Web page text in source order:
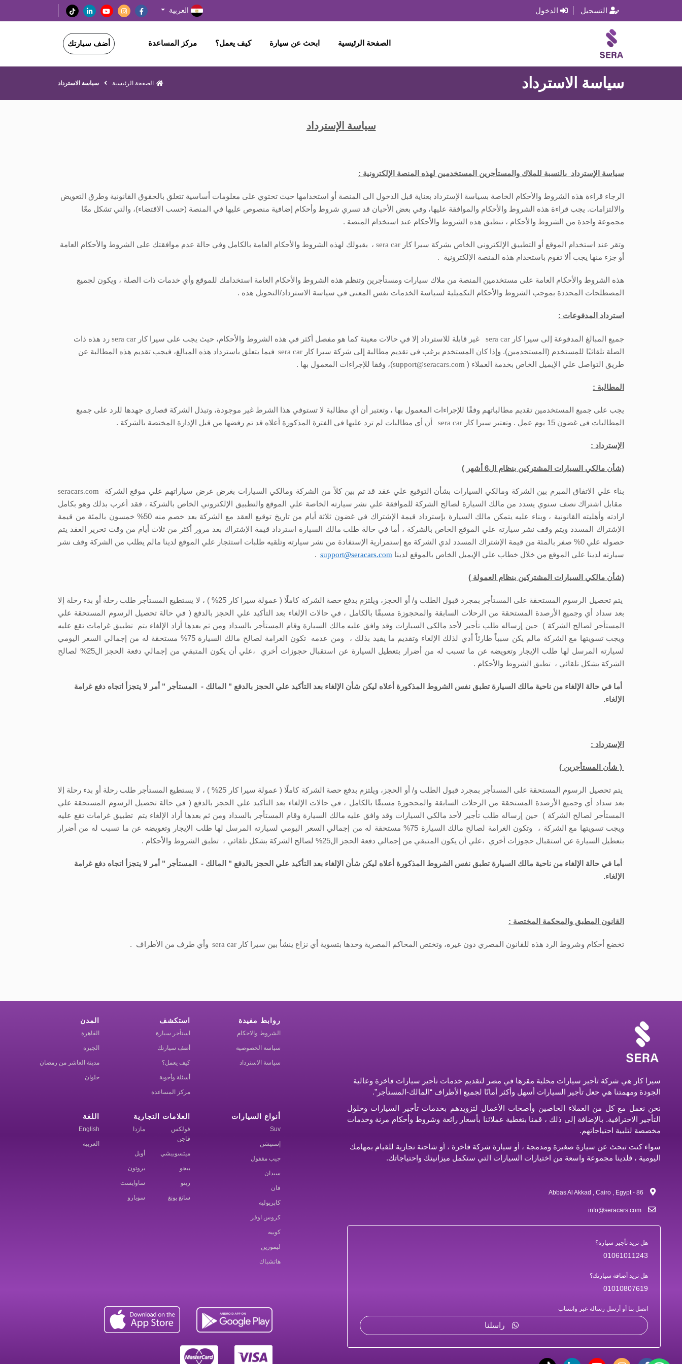
التسجيل الدخول العربية
الصفحة الرئيسية ابحث عن سيارة كيف يعمل؟ مركز المساعدة أضف سيارتك
سياسة الاسترداد الصفحة الرئيسية سياسة الاسترداد
سياسة الإسترداد
سياسة الإسترداد بالنسبة للملاك والمستأجرين المستخدمين لهذه المنصة الإلكترونية :
الرجاء قراءة هذه الشروط والأحكام الخاصة بسياسة الإسترداد بعناية قبل الدخول الى المنصة أو استخدامها حيث تحتوي على معلومات أساسية تتعلق بالحقوق القانونية وطرق التعويض
والالتزامات. يجب قراءة هذه الشروط والأحكام والموافقة عليها، وفي بعض الأحيان قد تسري شروط وأحكام إضافية منصوص عليها في المنصة (حسب الاقتضاء)، والتي تشكل معًا
مجموعة واحدة من الشروط والأحكام ، تنطبق هذه الشروط والأحكام عند استخدام المنصة .
وتقر عند استخدام الموقع أو التطبيق الإلكتروني الخاص بشركة سيرا كار sera car ، بقبولك لهذه الشروط والأحكام العامة بالكامل وفي حالة عدم موافقتك على الشروط والأحكام العامة
أو جزء منها يجب ألا تقوم باستخدام هذه المنصة الإلكترونية .
هذه الشروط والأحكام العامة على مستخدمين المنصة من ملاك سيارات ومستأجرين وتنظم هذه الشروط والأحكام العامة استخدامك للموقع وأي خدمات ذات الصلة ، ويكون لجميع
المصطلحات المحددة بموجب الشروط والأحكام التكميلية لسياسة الخدمات نفس المعنى في سياسة الاسترداد/التحويل هذه .
استرداد المدفوعات :
جميع المبالغ المدفوعة إلى سيرا كار sera car غير قابلة للاسترداد إلا في حالات معينة كما هو مفصل أكثر في هذه الشروط والأحكام، حيث يجب على سيرا كار sera car رد هذه ذات
الصلة تلقائيًا للمستخدم (المستخدمين). وإذا كان المستخدم يرغب في تقديم مطالبة إلى شركة سيرا كار sera car فيما يتعلق باسترداد هذه المبالغ، فيجب تقديم هذه المطالبة عن
طريق التواصل علي الإيميل الخاص بخدمة العملاء ( support@seracars.com)، وفقا للإجراءات المعمول بها .
المطالبة :
يجب على جميع المستخدمين تقديم مطالباتهم وفقًا للإجراءات المعمول بها ، وتعتبر أن أي مطالبة لا تستوفي هذا الشرط غير موجودة، وتبذل الشركة قصارى جهدها للرد على جميع
المطالبات في غضون 15 يوم عمل . وتعتبر سيرا كار
sera car أن أي مطالبات لم ترد عليها في الفترة المذكورة أعلاه قد تم رفضها من قبل الإدارة المختصة بالشركة .
الإسترداد :
(شأن مالكي السيارات المشتركين بنظام ال6 أشهر )
بناء علي الاتفاق المبرم بين الشركة ومالكي السيارات بشأن التوقيع علي عقد قد تم بين كلاً من الشركة ومالكي السيارات بغرض عرض سياراتهم علي موقع الشركة
مقابل اشتراك نصف سنوي يسدد من مالك السيارة لصالح الشركة للموافقة علي نشر سيارته الخاصة علي الموقع والتطبيق الإلكتروني الخاص بالشركة ، فقد أعرب بذلك وهو بكامل
ارادته وأهليته القانونية ، وبناء عليه يتمكن مالك السيارة بإسترداد قيمة الإشتراك في غضون ثلاثة أيام من تاريخ توقيع العقد مع الشركة بعد خصم منه 50% خمسون بالمئة من قيمة
الإشتراك المسدد ويتم وقف نشر سيارته علي الموقع الخاص بالشركة ، أما في حالة طلب مالك السيارة استرداد قيمة الإشتراك بعد مرور أكثر من ثلاث أيام من وقت تحرير العقد يتم
حصوله علي 0% صفر بالمئة من قيمة الإشتراك المسدد لدي الشركة مع إستمرارية الإستفادة من نشر سيارته وتلقيه طلبات استئجار علي الموقع لدينا مالم يطلب من الشركة وقف نشر
سيارته لدينا علي الموقع من خلال خطاب علي الإيميل الخاص بالموقع لدينا support@seracars.com
.
(شأن مالكي السيارات المشتركين بنظام العمولة )
يتم تحصيل الرسوم المستحقة على المستأجر بمجرد قبول الطلب و/ أو الحجز، ويلتزم بدفع حصة الشركة كاملًا ( عمولة سيرا كار 25% ) ، لا يستطيع المستأجر طلب رحلة أو بدء رحلة إلا
بعد سداد أي وجميع الأرصدة المستحقة من الرحلات السابقة والمحجوزة مسبقًا بالكامل ، في حالات الإلغاء بعد التأكيد علي الحجز بالدفع ( في حالة تحصيل الرسوم المستحقة علي
المستأجر لصالح الشركة ) حين إرساله طلب تأجير لأحد مالكي السيارات وقد وافق عليه مالك السيارة وقام المستأجر بالسداد ومن ثم بعدها أراد الإلغاء يتم تطبيق غرامات تقع عليه
ويجب تسويتها مع الشركة مالم يكن سبباً طارئاً أدي لذلك الإلغاء وتقديم ما يفيد بذلك ، ومن عدمه تكون الغرامة لصالح مالك السيارة 75% مستحقة له من إجمالي السعر اليومي
لسيارته المرسل لها طلب الإيجار وتعويضه عن ما تسبب له من أضرار بتعطيل السيارة عن استقبال حجوزات أخري ،علي أن يكون المتبقي من إجمالي دفعة الحجز ال25% لصالح
الشركة بشكل تلقائي ، تطبق الشروط والأحكام .
أما في حالة الإلغاء من ناحية مالك السيارة تطبق نفس الشروط المذكورة أعلاه ليكن شأن الإلغاء بعد التأكيد علي الحجز بالدفع " المالك - المستأجر " أمر لا يتجزأ اتجاه دفع غرامة
الإلغاء.
الإسترداد :
( شأن المستأجرين )
يتم تحصيل الرسوم المستحقة على المستأجر بمجرد قبول الطلب و/ أو الحجز، ويلتزم بدفع حصة الشركة كاملًا ( عمولة سيرا كار 25% ) ، لا يستطيع المستأجر طلب رحلة أو بدء رحلة إلا
بعد سداد أي وجميع الأرصدة المستحقة من الرحلات السابقة والمحجوزة مسبقًا بالكامل ، في حالات الإلغاء بعد التأكيد علي الحجز بالدفع ( في حالة تحصيل الرسوم المستحقة علي
المستأجر لصالح الشركة ) حين إرساله طلب تأجير لأحد مالكي السيارات وقد وافق عليه مالك السيارة وقام المستأجر بالسداد ومن ثم بعدها أراد الإلغاء يتم تطبيق غرامات تقع عليه
ويجب تسويتها مع الشركة ، وتكون الغرامة لصالح مالك السيارة 75% مستحقة له من إجمالي السعر اليومي لسيارته المرسل لها طلب الإيجار وتعويضه عن ما تسبب له من أضرار
بتعطيل السيارة عن استقبال حجوزات أخري ،علي أن يكون المتبقي من إجمالي دفعة الحجز ال25% لصالح الشركة بشكل تلقائي ، تطبق الشروط والأحكام .
أما في حالة الإلغاء من ناحية مالك السيارة تطبق نفس الشروط المذكورة أعلاه ليكن شأن الإلغاء بعد التأكيد علي الحجز بالدفع " المالك - المستأجر " أمر لا يتجزأ اتجاه دفع غرامة
الإلغاء.
القانون المطبق والمحكمة المختصة :
تخضع أحكام وشروط الرد هذه للقانون المصري دون غيره، وتختص المحاكم المصرية وحدها بتسوية أي نزاع ينشأ بين سيرا كار sera car وأي طرف من الأطراف .
سيرا كار هي شركة تأجير سيارات محلية مقرها في مصر لتقديم خدمات تأجير سيارات فاخرة وعالية
الجودة ومهمتنا هي جعل تأجير السيارات أسهل وأكثر أمانًا لجميع الأطراف “المالك-المستأجر”.
نحن نعمل مع كل من العملاء الخاصين وأصحاب الأعمال لتزويدهم بخدمات تأجير السيارات وحلول
التأجير الاحترافية. بالإضافة إلى ذلك ، قمنا بتغطية عملائنا بأسعار رائعة وشروط وأحكام مرنة وخدمات
مخصصة لتلبية احتياجاتهم.
سواء كنت تبحث عن سيارة صغيرة ومدمجة ، أو سيارة شركة فاخرة ، أو شاحنة تجارية للقيام بمهامك
اليومية ، فلدينا مجموعة واسعة من اختيارات السيارات التي ستكمل ميزانيتك واحتياجاتك.
info@seracars.com
هل تريد تأجير سيارة؟
01061011243
هل تريد أضافة سيارتك؟
01010807619
اتصل بنا أو أرسل رسالة عبر واتساب
راسلنا
روابط مفيدة
الشروط والاحكام
سياسة الخصوصية
سياسة الاسترداد
استكشف
استأجر سيارة
أضف سيارتك
كيف يعمل؟
أسئلة وأجوبة
مركز المساعدة
المدن
القاهرة
الجيزة
مدينة العاشر من رمضان
حلوان
أنواع السيارات
Suv
إستيشن
جيب مقفول
سيدان
فان
كابريوليه
كروس اوفر
كوبيه
ليموزين
هاتشباك
العلامات التجارية
فولكس
فاجن
مازدا
ميتسوبيشي أوبل
بيجو بروتون
رينو ساوايست
سانغ يونغ سوبارو
اللغة
English
العربية